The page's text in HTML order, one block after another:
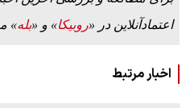
اعتمادآنلاین در «روبیکا» و «بله»
اخبار مرتبط